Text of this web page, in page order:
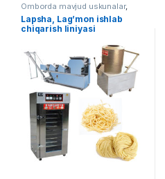
Omborda mavjud uskunalar,
Oziq ovqat
Lapsha, Lag’mon ishlab
chiqarish liniyasi